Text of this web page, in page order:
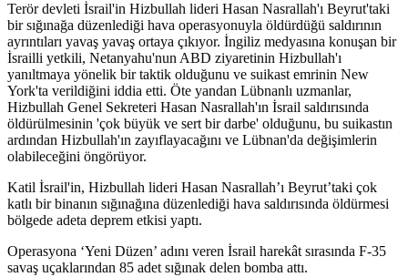
Terör devleti İsrail'in Hizbullah lideri Hasan Nasrallah'ı Beyrut'taki
bir sığınağa düzenlediği hava operasyonuyla öldürdüğü saldırının
ayrıntıları yavaş yavaş ortaya çıkıyor. İngiliz medyasına konuşan bir
İsrailli yetkili, Netanyahu'nun ABD ziyaretinin Hizbullah'ı
yanıltmaya yönelik bir taktik olduğunu ve suikast emrinin New
York'ta verildiğini iddia etti. Öte yandan Lübnanlı uzmanlar,
Hizbullah Genel Sekreteri Hasan Nasrallah'ın İsrail saldırısında
öldürülmesinin 'çok büyük ve sert bir darbe' olduğunu, bu suikastın
ardından Hizbullah'ın zayıflayacağını ve Lübnan'da değişimlerin
olabileceğini öngörüyor.
Katil İsrail'in, Hizbullah lideri Hasan Nasrallah’ı Beyrut’taki çok
katlı bir binanın sığınağına düzenlediği hava saldırısında öldürmesi
bölgede adeta deprem etkisi yaptı.
Operasyona ‘Yeni Düzen’ adını veren İsrail harekât sırasında F-35
savaş uçaklarından 85 adet sığınak delen bomba attı.